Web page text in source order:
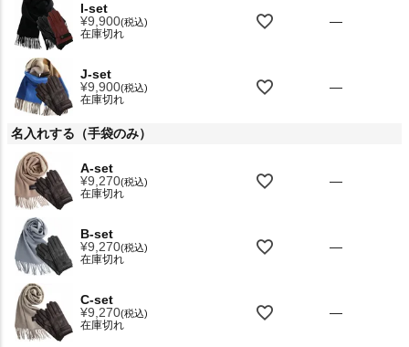
I-set
¥9,900 税込
在庫切れ
—
J-set
¥9,900 税込
在庫切れ
—
名入れする（手袋のみ）
A-set
¥9,270 税込
在庫切れ
—
B-set
¥9,270 税込
在庫切れ
—
C-set
¥9,270 税込
在庫切れ
—